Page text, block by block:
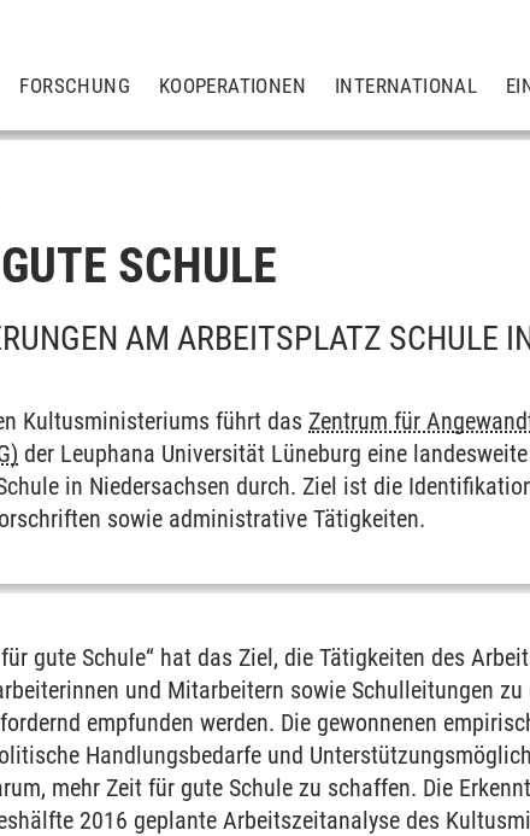
FORSCHUNG KOOPERATIONEN INTERNATIONAL
SCHULE
AM ARBEITSPLATZ SCHULE
Kultusministeriums führt das Zentrum für
der Leuphana Universität Lüneburg eine
in Niedersachsen durch. Ziel ist die
sowie administrative Tätigkeiten.
gute Schule“ hat das Ziel, die Tätigkeiten des
und Mitarbeitern sowie Schulleitungen zu
empfunden werden. Die gewonnenen
Handlungsbedarfe und
mehr Zeit für gute Schule zu schaffen. Die
2016 geplante Arbeitszeitanalyse des